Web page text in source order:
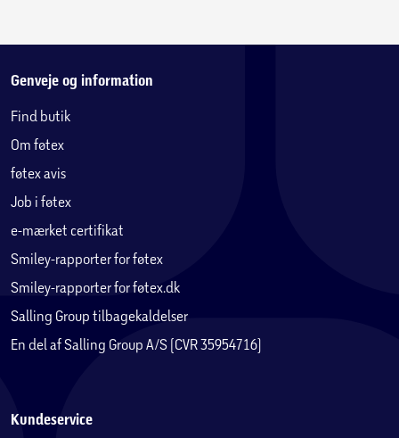
Genveje og information
Find butik
Om føtex
føtex avis
Job i føtex
e-mærket certifikat
Smiley-rapporter for føtex
Smiley-rapporter for føtex.dk
Salling Group tilbagekaldelser
En del af Salling Group A/S (CVR 35954716)
Kundeservice